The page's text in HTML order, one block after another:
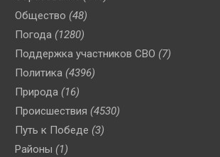
Общество (48)
Погода (1280)
Поддержка участников СВО (7)
Политика (4396)
Природа (16)
Происшествия (4530)
Путь к Победе (3)
Районы (1)